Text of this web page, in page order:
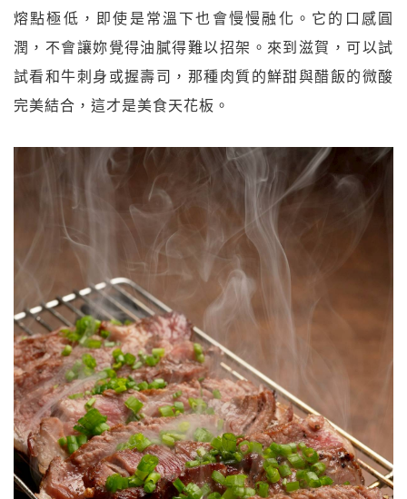
熔點極低，即使是常溫下也會慢慢融化。它的口感圓
潤，不會讓妳覺得油膩得難以招架。來到滋賀，可以試
試看和牛刺身或握壽司，那種肉質的鮮甜與醋飯的微酸
完美結合，這才是美食天花板。